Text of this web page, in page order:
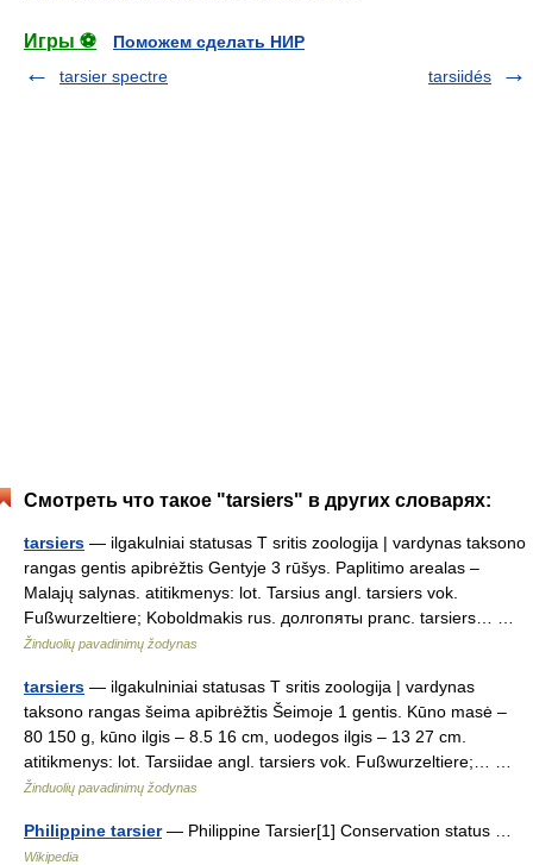
Игры ⚽
Поможем сделать НИР
tarsier spectre
tarsiidés
Смотреть что такое "tarsiers" в других словарях:
tarsiers — ilgakulniai statusas T sritis zoologija | vardynas taksono
rangas gentis apibrėžtis Gentyje 3 rūšys. Paplitimo arealas –
Malajų salynas. atitikmenys: lot. Tarsius angl. tarsiers vok.
Fußwurzeltiere; Koboldmakis rus. долгопяты pranc. tarsiers… …
Žinduolių pavadinimų žodynas
tarsiers — ilgakulniniai statusas T sritis zoologija | vardynas
taksono rangas šeima apibrėžtis Šeimoje 1 gentis. Kūno masė –
80 150 g, kūno ilgis – 8.5 16 cm, uodegos ilgis – 13 27 cm.
atitikmenys: lot. Tarsiidae angl. tarsiers vok. Fußwurzeltiere;… …
Žinduolių pavadinimų žodynas
Philippine tarsier— Philippine Tarsier[1] Conservation status …
Wikipedia